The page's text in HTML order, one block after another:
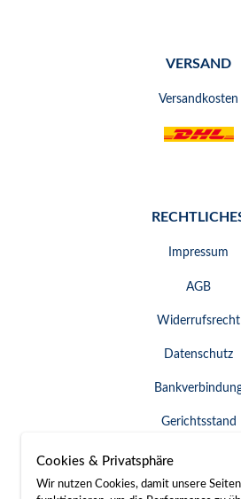
VERSAND
Versandkosten
Impressum
AGB
Widerrufsrecht
Datenschutz
Gerichtsstand
Widerruf
Cookies & Privatsphäre
Wir nutzen Cookies, damit unsere